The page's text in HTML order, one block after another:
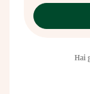
Hai